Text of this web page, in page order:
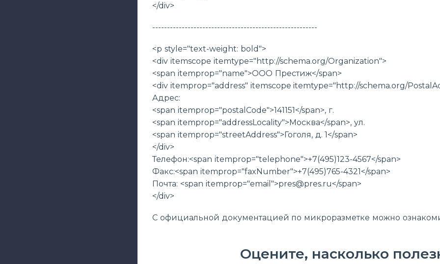
</div>
--------------------------------------------------------
<p style="text-weight: bold">
<div itemscope itemtype="http://schema.org/Organization">
<span itemprop="name">ООО Престиж</span>
<div itemprop="address" itemscope itemtype="http://schema.org/
Адрес:
<span itemprop="postalCode">141151</span>, г.
<span itemprop="addressLocality">Москва</span>, ул.
<span itemprop="streetAddress">Гоголя, д. 1</span>
</div>
Телефон:<span itemprop="telephone">+7(495)123-4567</span>
Факс:<span itemprop="faxNumber">+7(495)765-4321</span>
Почта: <span itemprop="email">pres@pres.ru</span>
</div>
С официальной документацией по микроразметке можно
Оцените, насколько